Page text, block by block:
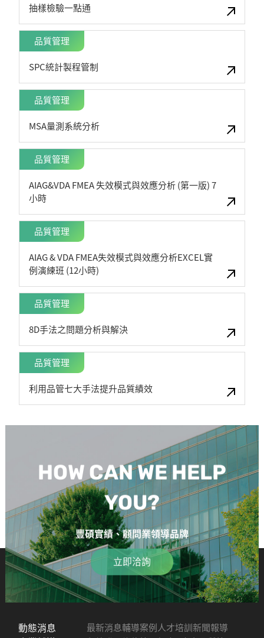
抽樣檢驗一點通
品質管理
SPC統計製程管制
品質管理
MSA量測系統分析
品質管理
AIAG&VDA FMEA 失效模式與效應分析 (第一版) 7
小時
品質管理
AIAG & VDA FMEA失效模式與效應分析EXCEL實
例演練班 (12小時)
品質管理
8D手法之問題分析與解決
品質管理
利用品管七大手法提升品質績效
HOW CAN WE HELP
YOU?
豐碩實績、顧問業領導品牌
立即洽詢
動態消息 最新消息輔導案例 人才培訓新聞報導